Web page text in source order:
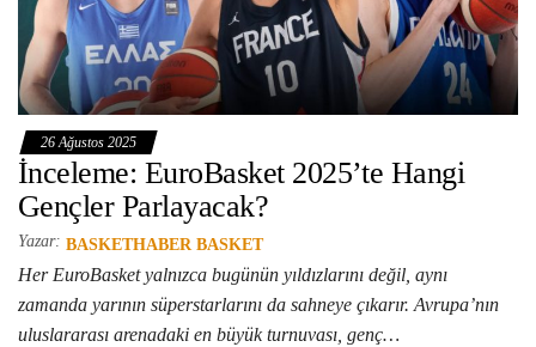
26 Ağustos 2025
İnceleme: EuroBasket 2025’te Hangi
Gençler Parlayacak?
Yazar: BASKETHABER BASKET
Her EuroBasket yalnızca bugünün yıldızlarını değil, aynı
zamanda yarının süperstarlarını da sahneye çıkarır. Avrupa’nın
uluslararası arenadaki en büyük turnuvası, genç…